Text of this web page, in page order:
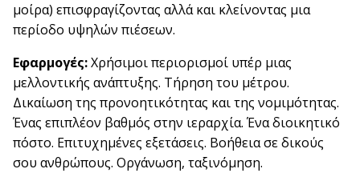
μοίρα) επισφραγίζοντας αλλά και κλείνοντας μια
περίοδο υψηλών πιέσεων.
Εφαρμογές:Χρήσιμοι περιορισμοί υπέρ μιας
μελλοντικής ανάπτυξης. Τήρηση του μέτρου.
Δικαίωση της προνοητικότητας και της νομιμότητας.
Ένας επιπλέον βαθμός στην ιεραρχία. Ένα διοικητικό
πόστο. Επιτυχημένες εξετάσεις. Βοήθεια σε δικούς
σου ανθρώπους. Οργάνωση, ταξινόμηση.